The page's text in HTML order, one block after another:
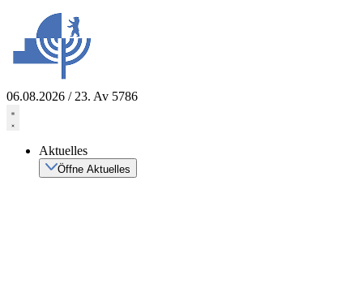
springen
06.08.2026 / 23. Av 5786
Aktuelles
Öffne Aktuelles